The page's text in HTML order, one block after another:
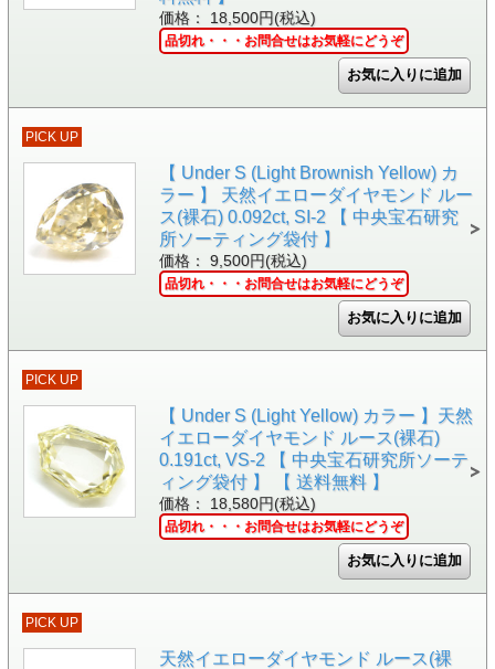
価格： 18,500円(税込)
品切れ・・・お問合せはお気軽にどうぞ
PICK UP
【 Under S (Light Brownish Yellow) カ
ラー 】 天然イエローダイヤモンド ルー
ス(裸石) 0.092ct, SI-2 【 中央宝石研究
所ソーティング袋付 】
価格： 9,500円(税込)
品切れ・・・お問合せはお気軽にどうぞ
PICK UP
【 Under S (Light Yellow) カラー 】天然
イエローダイヤモンド ルース(裸石)
0.191ct, VS-2 【 中央宝石研究所ソーテ
ィング袋付 】 【 送料無料 】
価格： 18,580円(税込)
品切れ・・・お問合せはお気軽にどうぞ
PICK UP
天然イエローダイヤモンド ルース(裸